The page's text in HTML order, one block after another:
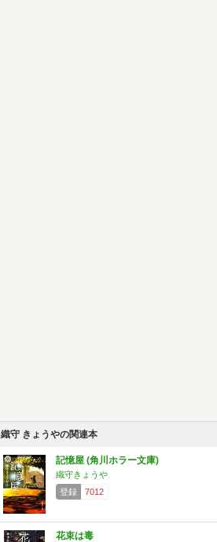
織守 きょうやの関連本
記憶屋 (角川ホラー文庫)
織守きょうや
登録
7012
花束は毒